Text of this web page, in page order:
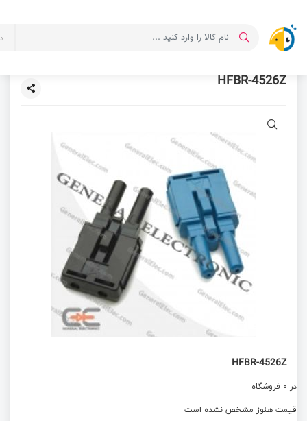
HFBR-4526Z
HFBR-4526Z
در 0 فروشگاه
قیمت هنوز مشخص نشده است